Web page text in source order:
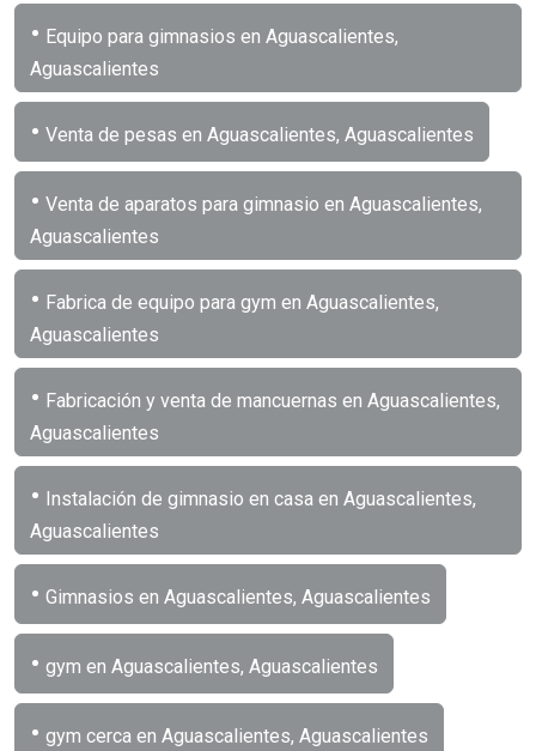
• Equipo para gimnasios en Aguascalientes,
Aguascalientes
• Venta de pesas en Aguascalientes, Aguascalientes
• Venta de aparatos para gimnasio en Aguascalientes,
Aguascalientes
• Fabrica de equipo para gym en Aguascalientes,
Aguascalientes
• Fabricación y venta de mancuernas en Aguascalientes,
Aguascalientes
• Instalación de gimnasio en casa en Aguascalientes,
Aguascalientes
• Gimnasios en Aguascalientes, Aguascalientes
• gym en Aguascalientes, Aguascalientes
• gym cerca en Aguascalientes, Aguascalientes